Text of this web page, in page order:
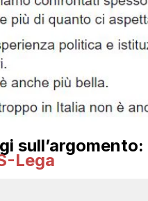
sull’argomento:
Lega